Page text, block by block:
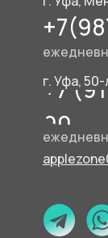
г. Уфа,
+7
90